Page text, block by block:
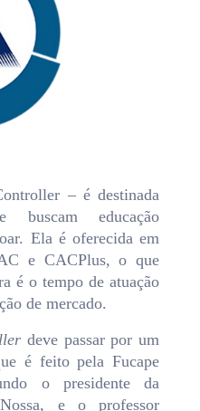
– é destinada
buscam educação
Ela é oferecida em
e CACPlus, o que
é o tempo de atuação
de mercado.
deve passar por um
é feito pela Fucape
o presidente da
e o professor